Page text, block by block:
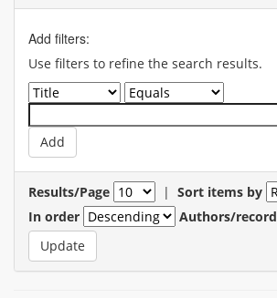
Add filters:
Use filters to refine the search results.
Results/Page | Sort items by
In order
Authors/record